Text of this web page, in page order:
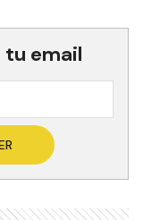
tu email